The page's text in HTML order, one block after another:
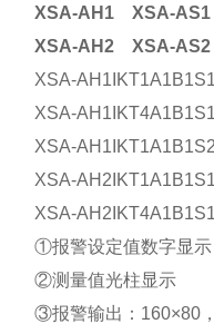
XSA-AH1 XSA-
XSA-AH2 XSA-
XSA-
XSA-
XSA-
XSA-
XSA-
①报警设定值数字显示
②测量值光柱显示
③报警输出：160×80